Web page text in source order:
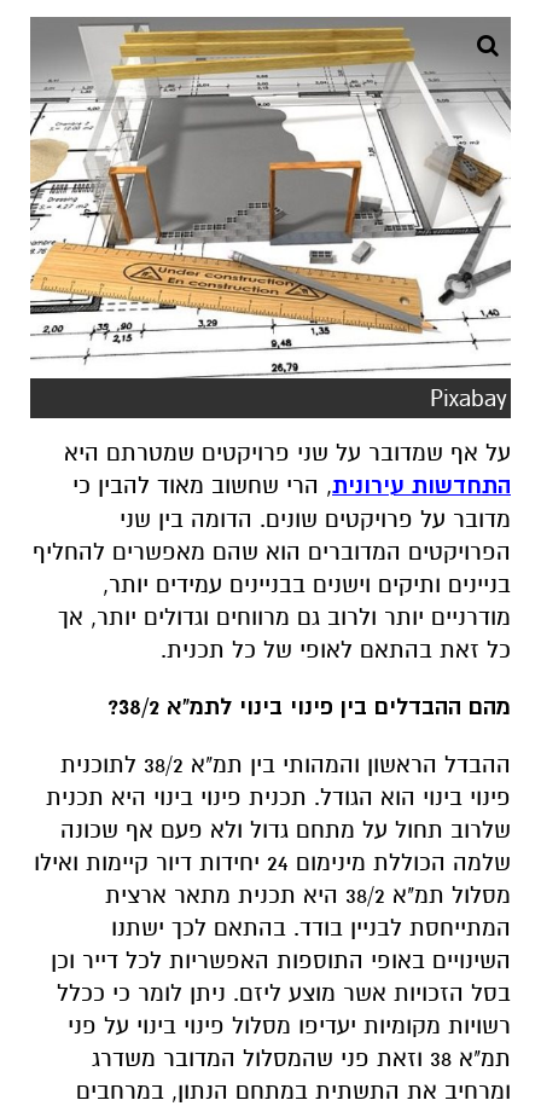
Pixabay
על אף שמדובר על שני פרויקטים שמטרתם היא
התחדשות עירונית, הרי שחשוב מאוד להבין כי
מדובר על פרויקטים שונים. הדומה בין שני
הפרויקטים המדוברים הוא שהם מאפשרים להחליף
בניינים ותיקים וישנים בבניינים עמידים יותר,
מודרניים יותר ולרוב גם מרווחים וגדולים יותר, אך
כל זאת בהתאם לאופי של כל תכנית.
מהם ההבדלים בין פינוי בינוי לתמ"א 38/2?
ההבדל הראשון והמהותי בין תמ"א 38/2 לתוכנית
פינוי בינוי הוא הגודל. תכנית פינוי בינוי היא תכנית
שלרוב תחול על מתחם גדול ולא פעם אף שכונה
שלמה הכוללת מינימום 24 יחידות דיור קיימות ואילו
מסלול תמ"א 38/2 היא תכנית מתאר ארצית
המתייחסת לבניין בודד. בהתאם לכך ישתנו
השינויים באופי התוספות האפשריות לכל דייר וכן
בסל הזכויות אשר מוצע ליזם. ניתן לומר כי ככלל
רשויות מקומיות יעדיפו מסלול פינוי בינוי על פני
תמ"א 38 וזאת פני שהמסלול המדובר משדרג
ומרחיב את התשתית במתחם הנתון, במרחבים